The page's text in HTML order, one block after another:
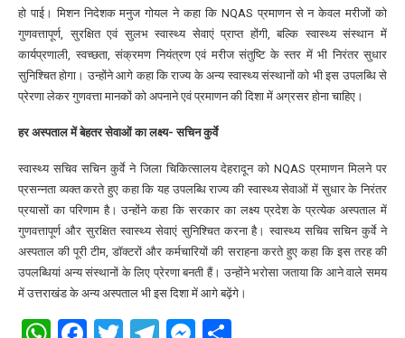
हो पाई। मिशन निदेशक मनुज गोयल ने कहा कि NQAS प्रमाणन से न केवल मरीजों को
गुणवत्तापूर्ण, सुरक्षित एवं सुलभ स्वास्थ्य सेवाएं प्राप्त होंगी, बल्कि स्वास्थ्य संस्थान में
कार्यप्रणाली, स्वच्छता, संक्रमण नियंत्रण एवं मरीज संतुष्टि के स्तर में भी निरंतर सुधार
सुनिश्चित होगा। उन्होंने आगे कहा कि राज्य के अन्य स्वास्थ्य संस्थानों को भी इस उपलब्धि से
प्रेरणा लेकर गुणवत्ता मानकों को अपनाने एवं प्रमाणन की दिशा में अग्रसर होना चाहिए।
हर अस्पताल में बेहतर सेवाओं का लक्ष्य- सचिन कुर्वे
स्वास्थ्य सचिव सचिन कुर्वे ने जिला चिकित्सालय देहरादून को NQAS प्रमाणन मिलने पर
प्रसन्नता व्यक्त करते हुए कहा कि यह उपलब्धि राज्य की स्वास्थ्य सेवाओं में सुधार के निरंतर
प्रयासों का परिणाम है। उन्होंने कहा कि सरकार का लक्ष्य प्रदेश के प्रत्येक अस्पताल में
गुणवत्तापूर्ण और सुरक्षित स्वास्थ्य सेवाएं सुनिश्चित करना है। स्वास्थ्य सचिव सचिन कुर्वे ने
अस्पताल की पूरी टीम, डॉक्टरों और कर्मचारियों की सराहना करते हुए कहा कि इस तरह की
उपलब्धियां अन्य संस्थानों के लिए प्रेरणा बनती हैं। उन्होंने भरोसा जताया कि आने वाले समय
में उत्तराखंड के अन्य अस्पताल भी इस दिशा में आगे बढ़ेंगे।